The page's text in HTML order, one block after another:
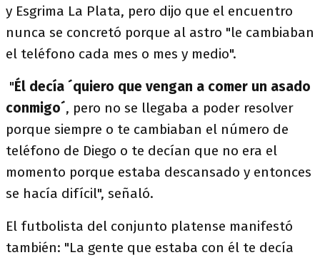
y Esgrima La Plata, pero dijo que el encuentro
nunca se concretó porque al astro "le cambiaban
el teléfono cada mes o mes y medio".
"Él decía ´quiero que vengan a comer un asado
conmigo´, pero no se llegaba a poder resolver
porque siempre o te cambiaban el número de
teléfono de Diego o te decían que no era el
momento porque estaba descansado y entonces
se hacía difícil", señaló.
El futbolista del conjunto platense manifestó
también: "La gente que estaba con él te decía